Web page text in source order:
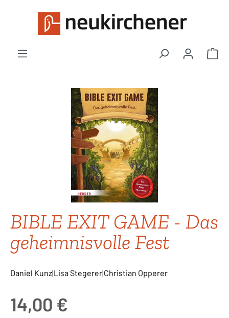
Zum Hauptinhalt springen
Bildergalerie überspringen
BIBLE EXIT GAME - Das
geheimnisvolle Fest
Daniel Kunz|Lisa Stegerer|Christian Opperer
14,00 €